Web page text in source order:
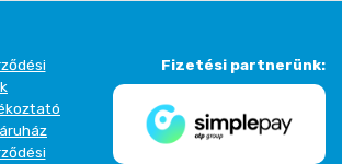
Fizetési partnerünk: